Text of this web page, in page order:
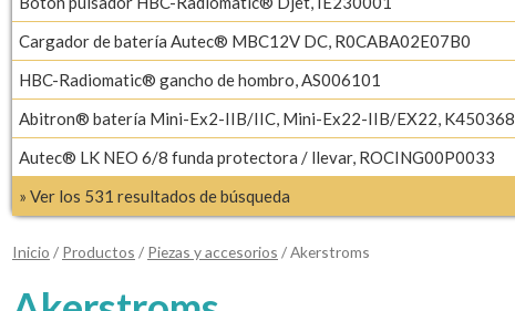
Cargador de batería Autec® MBC12V DC, R0CABA02E07B0
HBC-Radiomatic® gancho de hombro, AS006101
Abitron® batería Mini-Ex2-IIB/IIC, Mini-Ex22-IIB/EX22, K450368
Autec® LK NEO 6/8 funda protectora / llevar, ROCING00P0033
» Ver los 531 resultados de búsqueda
Inicio / Productos / Piezas y accesorios / Akerstroms